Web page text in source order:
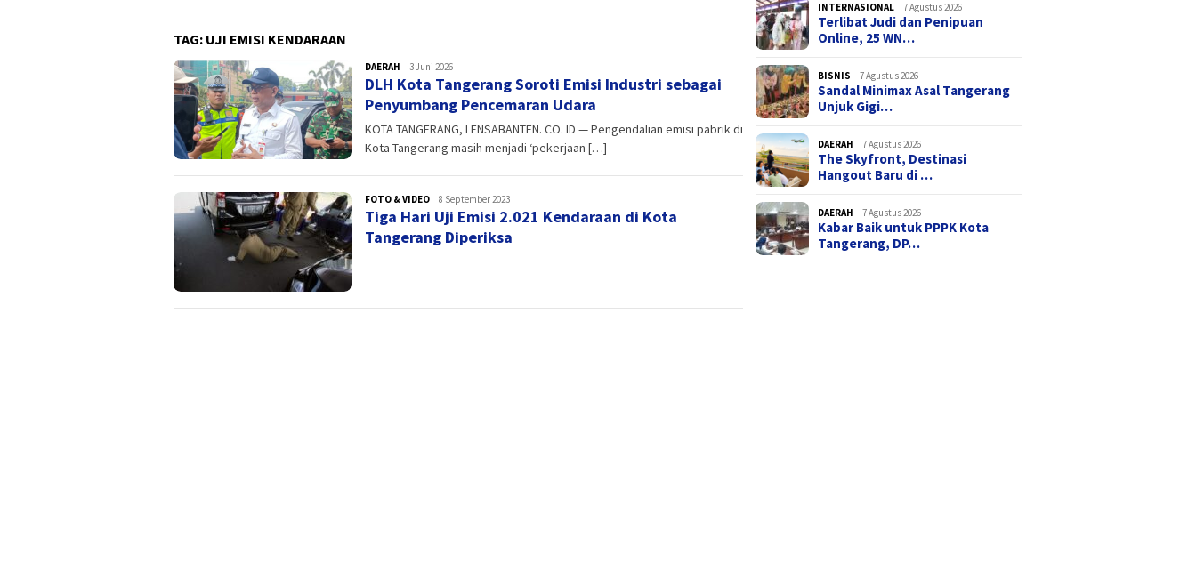
TAG: UJI EMISI KENDARAAN
DAERAH admin
3 Juni 2026
DLH Kota Tangerang Soroti Emisi Industri sebagai
Penyumbang Pencemaran Udara
KOTA TANGERANG, LENSABANTEN. CO. ID — Pengendalian emisi pabrik di
Kota Tangerang masih menjadi ‘pekerjaan […]
FOTO & VIDEO admin
8 September 2023
Tiga Hari Uji Emisi 2.021 Kendaraan di Kota
Tangerang Diperiksa
INTERNASIONAL 7 Agustus 2026
Terlibat Judi dan Penipuan
Online, 25 WN…
BISNIS 7 Agustus 2026
Sandal Minimax Asal Tangerang
Unjuk Gigi…
DAERAH 7 Agustus 2026
The Skyfront, Destinasi
Hangout Baru di …
DAERAH 7 Agustus 2026
Kabar Baik untuk PPPK Kota
Tangerang, DP…